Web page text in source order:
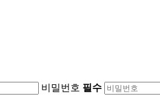
비밀번호 필수